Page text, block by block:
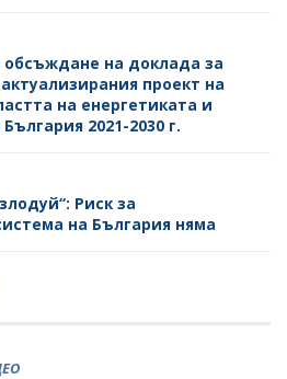
на доклада за
проект на
на енергетиката и
2021-2030 г.
Риск за
на България няма
ДРУЖЕСТВА
(ЕС) 2024/1787